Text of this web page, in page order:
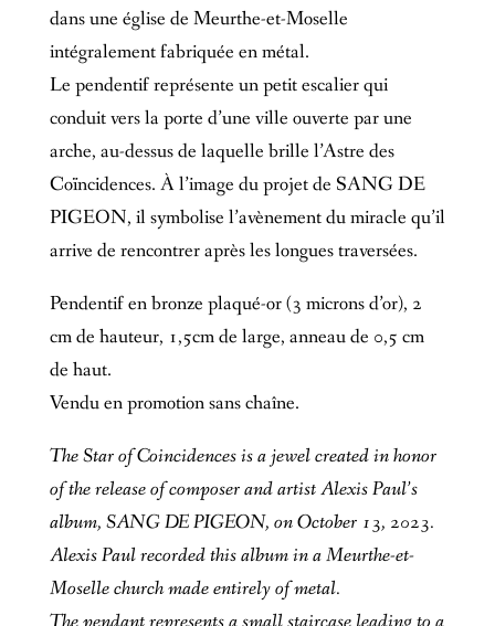
dans une église de Meurthe-et-Moselle
intégralement fabriquée en métal.
Le pendentif représente un petit escalier qui
conduit vers la porte d’une ville ouverte par une
arche, au-dessus de laquelle brille l’Astre des
Coïncidences. À l’image du projet de SANG DE
PIGEON, il symbolise l’avènement du miracle qu’il
arrive de rencontrer après les longues traversées.
Pendentif en bronze plaqué-or (3 microns d’or), 2
cm de hauteur, 1,5cm de large, anneau de 0,5 cm
de haut.
Vendu en promotion sans chaîne.
The Star of Coincidences is a jewel created in honor
of the release of composer and artist Alexis Paul’s
album, SANG DE PIGEON, on October 13, 2023.
Alexis Paul recorded this album in a Meurthe-et-
Moselle church made entirely of metal.